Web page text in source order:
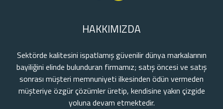
HAKKIMIZDA
Sektörde kalitesini ispatlamış güvenilir dünya markalarının
bayiliğini elinde bulunduran firmamız; satış öncesi ve satış
sonrası müşteri memnuniyeti ilkesinden ödün vermeden
müşteriye özgür çözümler üretip, kendisine yakın çizgide
yoluna devam etmektedir.